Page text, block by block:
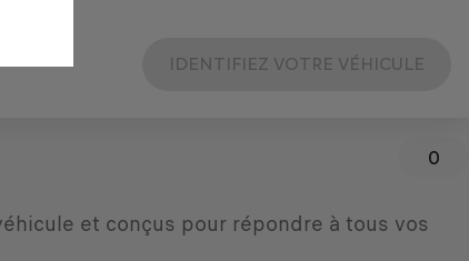
IDENTIFIEZ VOTRE VÉHICULE
0
et conçus pour répondre à tous vos